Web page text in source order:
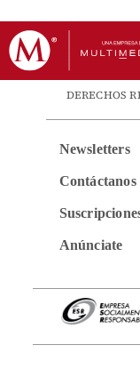
DERECHOS
Newsletters
Contáctanos
Anúnciate